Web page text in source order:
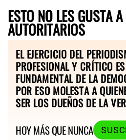
ESTO NO LES GUSTA
AUTORITARIOS
EL EJERCICIO DEL
PROFESIONAL Y CRÍTICO
FUNDAMENTAL DE LA
POR ESO MOLESTA A
SER LOS DUEÑOS DE LA
HOY MÁS QUE NUNCA